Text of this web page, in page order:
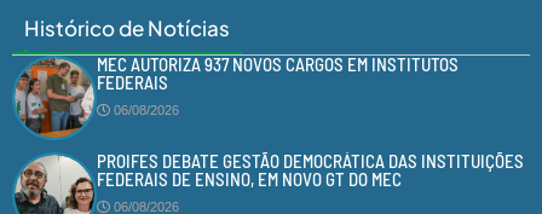
Histórico de Notícias
MEC AUTORIZA 937 NOVOS CARGOS EM INSTITUTOS
FEDERAIS
06/08/2026
PROIFES DEBATE GESTÃO DEMOCRÁTICA DAS INSTITUIÇÕES
FEDERAIS DE ENSINO, EM NOVO GT DO MEC
06/08/2026